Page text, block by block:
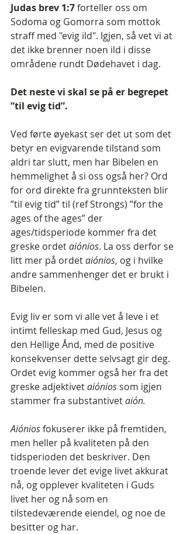
Judas brev 1:7 forteller oss om
Sodoma og Gomorra som mottok
straff med "evig ild". Igjen, så vet vi at
det ikke brenner noen ild i disse
områdene rundt Dødehavet i dag.
Det neste vi skal se på er begrepet
”til evig tid”.
Ved førte øyekast ser det ut som det
betyr en evigvarende tilstand som
aldri tar slutt, men har Bibelen en
hemmelighet å si oss også her? Ord
for ord direkte fra grunnteksten blir
”til evig tid” til (ref Strongs) ”for the
ages of the ages” der
ages/tidsperiode kommer fra det
greske ordet aiónios. La oss derfor se
litt mer på ordet aiónios, og i hvilke
andre sammenhenger det er brukt i
Bibelen.
Evig liv er som vi alle vet å leve i et
intimt felleskap med Gud, Jesus og
den Hellige Ånd, med de positive
konsekvenser dette selvsagt gir deg.
Ordet evig kommer også her fra det
greske adjektivet aiónios som igjen
stammer fra substantivet aión.
Aiónios fokuserer ikke på fremtiden,
men heller på kvaliteten på den
tidsperioden det beskriver. Den
troende lever det evige livet akkurat
nå, og opplever kvaliteten i Guds
livet her og nå som en
tilstedeværende eiendel, og noe de
besitter og har.